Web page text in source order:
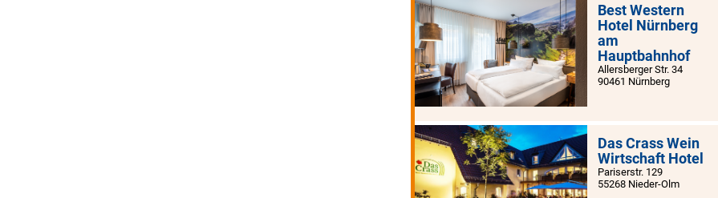
Best Western
Hotel Nürnberg
am
Hauptbahnhof
Allersberger Str. 34
90461 Nürnberg
Das Crass Wein
Wirtschaft Hotel
Pariserstr. 129
55268 Nieder-Olm